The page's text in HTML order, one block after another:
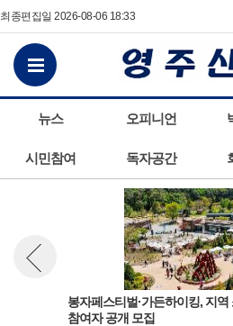
최종편집일 2026-08-06 18:33
뉴스 오피니언
시민참여 독자공간
전체메뉴보기
봉자페스티벌·가든하이킹, 지역
참여자 공개 모집
뉴스 이전보기